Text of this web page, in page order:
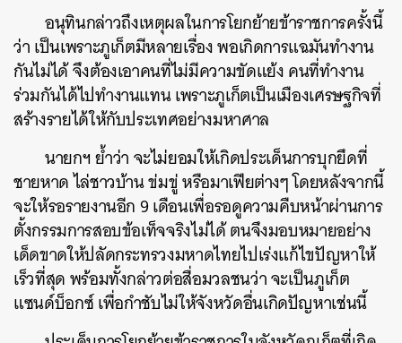
อนุทินกล่าวถึงเหตุผลในการโยกย้ายข้าราชการครั้งนี้
ว่า เป็นเพราะภูเก็ตมีหลายเรื่อง พอเกิดการแฉมันทำงาน
กันไม่ได้ จึงต้องเอาคนที่ไม่มีความขัดแย้ง คนที่ทำงาน
ร่วมกันได้ไปทำงานแทน เพราะภูเก็ตเป็นเมืองเศรษฐกิจที่
สร้างรายได้ให้กับประเทศอย่างมหาศาล
นายกฯ ย้ำว่า จะไม่ยอมให้เกิดประเด็นการบุกยึดที่
ชายหาด ไล่ชาวบ้าน ข่มขู่ หรือมาเฟียต่างๆ โดยหลังจากนี้
จะให้รอรายงานอีก 9 เดือนเพื่อรอดูความคืบหน้าผ่านการ
ตั้งกรรมการสอบข้อเท็จจริงไม่ได้ ตนจึงมอบหมายอย่าง
เด็ดขาดให้ปลัดกระทรวงมหาดไทยไปเร่งแก้ไขปัญหาให้
เร็วที่สุด พร้อมทั้งกล่าวต่อสื่อมวลชนว่า จะเป็นภูเก็ต
แซนด์บ็อกซ์ เพื่อกำชับไม่ให้จังหวัดอื่นเกิดปัญหาเช่นนี้